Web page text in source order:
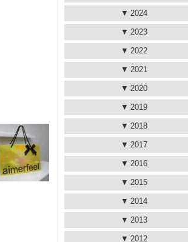
2024
2023
2022
2021
2020
2019
2018
2017
2016
2015
2014
2013
2012